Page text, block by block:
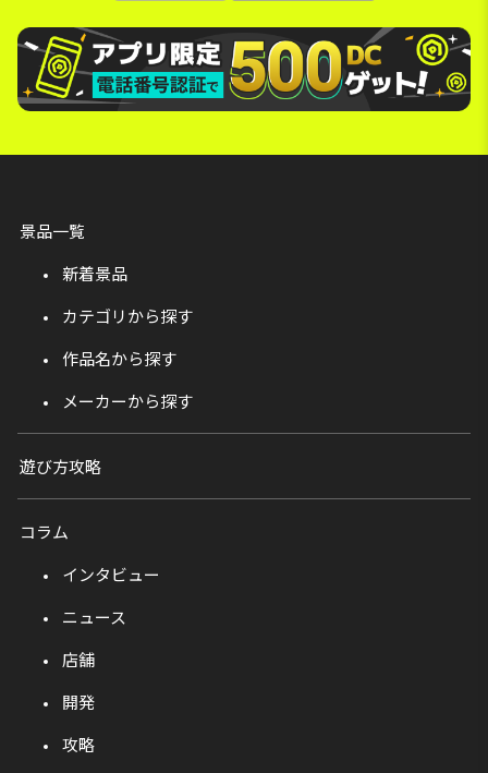
景品一覧
新着景品
カテゴリから探す
作品名から探す
メーカーから探す
遊び方攻略
コラム
インタビュー
ニュース
店舗
開発
攻略